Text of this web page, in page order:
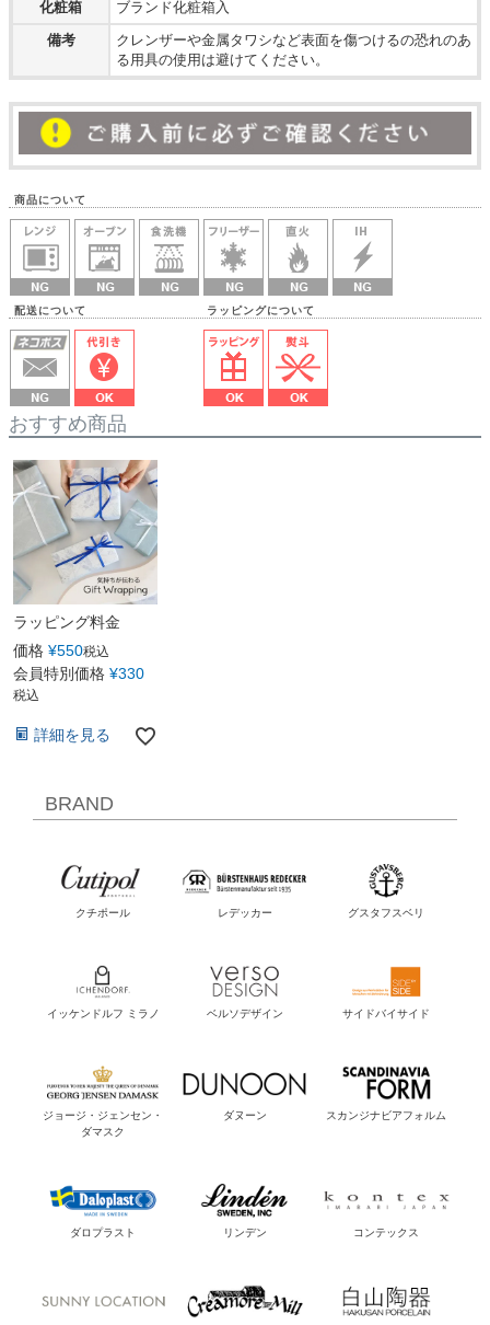
化粧箱
ブランド化粧箱入
備考
クレンザーや金属タワシなど表面を傷つけるの恐れのあ
る用具の使用は避けてください。
商品について
配送について ラッピングについて
おすすめ商品
ラッピング料金
価格 ¥550税込
会員特別価格 ¥330
税込
詳細を見る
BRAND
クチポール レデッカー グスタフスベリ
イッケンドルフ ミラノ ベルソデザイン サイドバイサイド
ジョージ・ジェンセン・
ダマスク
ダヌーン スカンジナビアフォルム
ダロプラスト リンデン コンテックス